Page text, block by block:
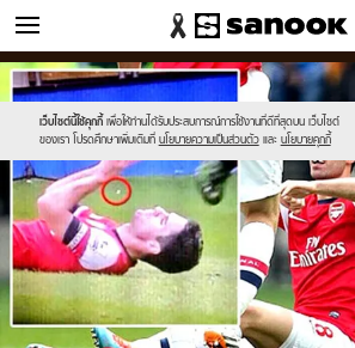
ข่าว
เว็บไซต์นี้ใช้คุกกี้ เพื่อให้ท่านได้รับประสบการณ์การใช้งานที่ดีที่สุดบน เว็บไซต์
ของเรา โปรดศึกษาเพิ่มเติมที่ นโยบายความเป็นส่วนตัว และ นโยบายคุกกี้
Sanook
//s.isanook.com/sr/0/images/logo-
new-
sanook.png
600
60
//s.isanook.com/ns/0/ud/311/1556817/arteta.jpg